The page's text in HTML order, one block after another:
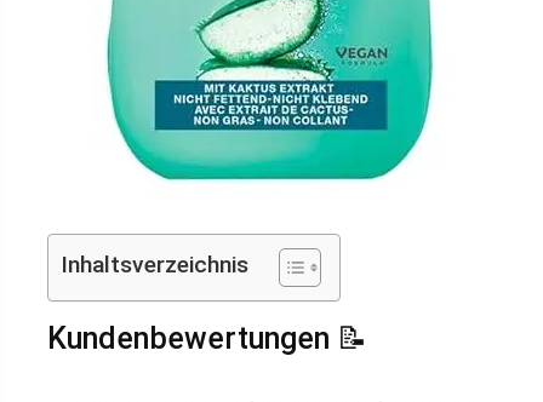
Inhaltsverzeichnis
Kundenbewertungen 📝